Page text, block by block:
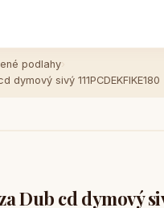
podlahy
dymový sivý 111PCDEKFIKE180
Dub cd dymový